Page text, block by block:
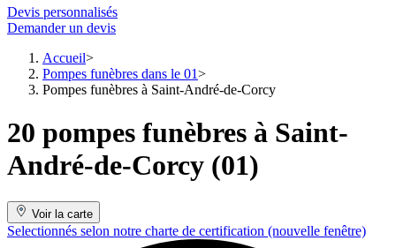
Devis personnalisés
Demander un devis
Accueil
Pompes funèbres dans le 01
Pompes funèbres à Saint-André-de-Corcy
20 pompes funèbres à Saint-
André-de-Corcy (01)
Voir la carte
Selectionnés selon notre charte de certification (nouvelle fenêtre)